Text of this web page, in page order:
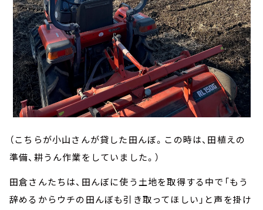
（こちらが小山さんが貸した田んぼ。この時は、田植えの
準備、耕うん作業をしていました。）
田倉さんたちは、田んぼに使う土地を取得する中で「もう
辞めるからウチの田んぼも引き取ってほしい」と声を掛け